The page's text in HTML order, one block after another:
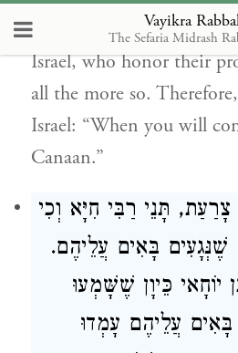
Vayikra
The Sefaria Midrash
he served that righteous
Israel, who honor their
all the more so.
Israel: “When you will
Canaan.”
צָרַעַת, תָּנֵי רַבִּי חִיָּא וְכִי
בָּאִים עֲלֵיהֶם.
יוֹחָאי כֵּיוָן שֶׁשָּׁמְעוּ
עֲלֵיהֶם עָמְדוּ